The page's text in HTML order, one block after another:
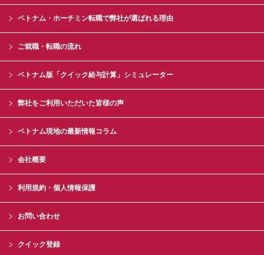
ベトナム・ホーチミン転職で弊社が選ばれる理由
ご就職・転職の流れ
ベトナム版「クイック給与計算」シミュレーター
弊社をご利用いただいた皆様の声
ベトナム現地の最新情報コラム
会社概要
利用規約・個人情報保護
お問い合わせ
クイック登録